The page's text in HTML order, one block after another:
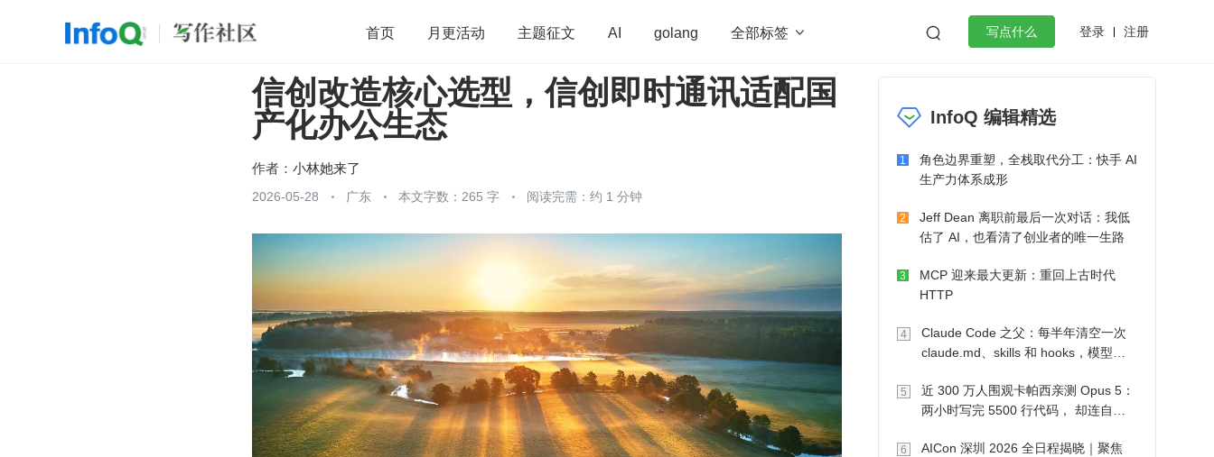
首页 月更活动 主题征文 AI golang 全部标签   写点什么 登录 注册
开源 架构 OpenHarmony 算法 学习方法 Web3.0 高效工作
团队管理 程序员 微服务架构 flutter
信创改造核心选型，信创即时通讯适配国
产化办公生态
作者： 小林她来了
2026-05-28 广东 本文字数：265 字 阅读完需：约 1 分钟
InfoQ 编辑精选
1
角色边界重塑，全栈取代分工：快手 AI
生产力体系成形
2
Jeff Dean 离职前最后一次对话：我低
估了 AI，也看清了创业者的唯一生路
3
MCP 迎来最大更新：重回上古时代
HTTP
4
Claude Code 之父：每半年清空一次
claude.md、skills 和 hooks，模型自
5
近 300 万人围观卡帕西亲测 Opus 5：
两小时写完 5500 行代码， 却连自己
6
AICon 深圳 2026 全日程揭晓｜聚焦